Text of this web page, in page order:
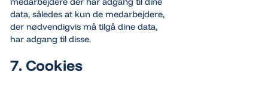
data, således at kun de medarbejdere,
der nødvendigvis må tilgå dine data,
har adgang til disse.
7. Cookies